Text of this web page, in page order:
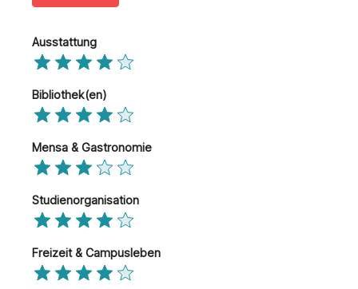
Ausstattung
Bibliothek(en)
Mensa & Gastronomie
Studienorganisation
Freizeit & Campusleben